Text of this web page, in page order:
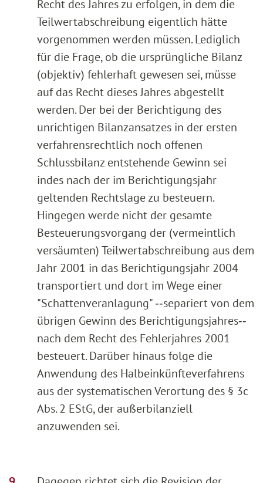
Recht des Jahres zu erfolgen, in dem die
Teilwertabschreibung eigentlich hätte
vorgenommen werden müssen. Lediglich
für die Frage, ob die ursprüngliche Bilanz
(objektiv) fehlerhaft gewesen sei, müsse
auf das Recht dieses Jahres abgestellt
werden. Der bei der Berichtigung des
unrichtigen Bilanzansatzes in der ersten
verfahrensrechtlich noch offenen
Schlussbilanz entstehende Gewinn sei
indes nach der im Berichtigungsjahr
geltenden Rechtslage zu besteuern.
Hingegen werde nicht der gesamte
Besteuerungsvorgang der (vermeintlich
versäumten) Teilwertabschreibung aus dem
Jahr 2001 in das Berichtigungsjahr 2004
transportiert und dort im Wege einer
"Schattenveranlagung" ‑‑separiert von dem
übrigen Gewinn des Berichtigungsjahres‑‑
nach dem Recht des Fehlerjahres 2001
besteuert. Darüber hinaus folge die
Anwendung des Halbeinkünfteverfahrens
aus der systematischen Verortung des § 3c
Abs. 2 EStG, der außerbilanziell
anzuwenden sei.